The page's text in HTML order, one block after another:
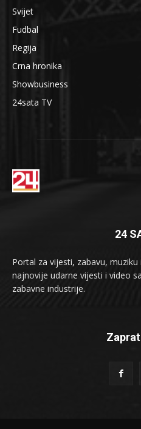
Svijet
Fudbal
Regija
Crna hronika
Showbusiness
24sata TV
24
Portal za vijesti, zabavu,
najnovije udarne vijesti i video
zabavne industrije.